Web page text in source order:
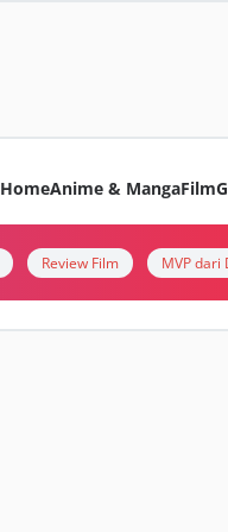
HomeAnime & MangaFilm
Review Film MVP dari